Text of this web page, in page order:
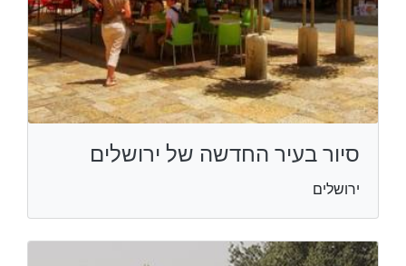
סיור בעיר החדשה של ירושלים
ירושלים